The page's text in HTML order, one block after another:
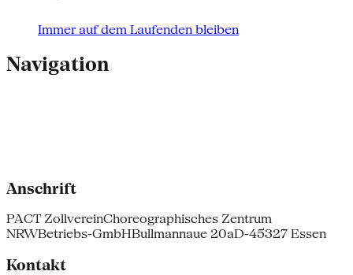
Immer auf dem Laufenden bleiben
Navigation
Anschrift
PACT ZollvereinChoreographisches Zentrum
NRWBetriebs-GmbHBullmannaue 20aD-45327 Essen
Kontakt